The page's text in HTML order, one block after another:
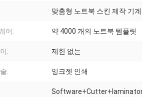
맞춤형 노트북 스킨 제작 기계
어: 약 4000 개의 노트북 템플릿
: 제한 없는
: 잉크젯 인쇄